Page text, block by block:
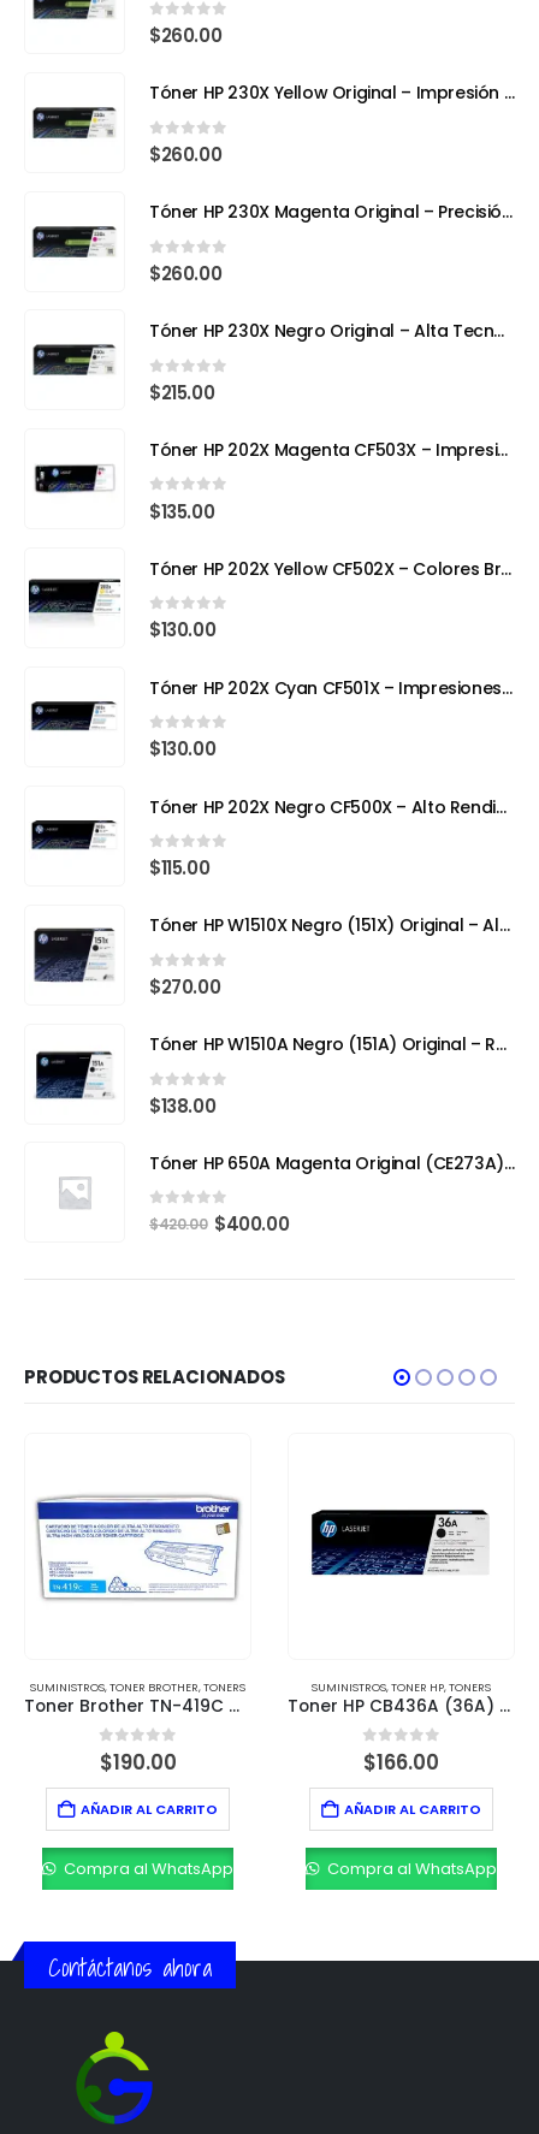
0out of 5
$260.00
Tóner HP 230X Yellow Original – Impresión Láser a Todo Color con Eficiencia y Precisión
0out of 5
$260.00
Tóner HP 230X Magenta Original – Precisión, Color y Tecnología Avanzada
0out of 5
$260.00
Tóner HP 230X Negro Original – Alta Tecnología, Máximo Rendimiento
0 out of 5
$215.00
Tóner HP 202X Magenta CF503X – Impresión con Color y Precisión Profesional
0out of 5
$135.00
Tóner HP 202X Yellow CF502X – Colores Brillantes, Calidad Profesional
0out of 5
$130.00
Tóner HP 202X Cyan CF501X – Impresiones Vivas y de Alta Precisión
0out of 5
$130.00
Tóner HP 202X Negro CF500X – Alto Rendimiento para Impresoras Láser a Color
0out of 5
$115.00
Tóner HP W1510X Negro (151X) Original – Alto Rendimiento para HP LaserJet Pro
0out of 5
$270.00
Tóner HP W1510A Negro (151A) Original – Rendimiento Eficiente para tu HP LaserJet Pro 4103fdw
0out of 5
$138.00
Tóner HP 650A Magenta Original (CE273A) – Calidad Profesional y Rendimiento Superior
0 out of 5
$420.00 $400.00
PRODUCTOS RELACIONADOS
SUMINISTROS,TONER BROTHER,TONERS
Toner Brother TN-419C Cian – Rendimiento de 9,000 páginas
0out of 5
$190.00
AÑADIR AL CARRITO
Compra al WhatsApp
SUMINISTROS,TONER HP,TONERS
Toner HP CB436A (36A) Negro – Rendimiento de 2,000 páginas
0out of 5
$166.00
AÑADIR AL CARRITO
Compra al WhatsApp
Contáctanos ahora